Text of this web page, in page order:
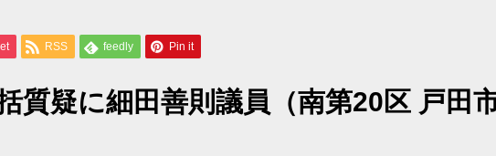
RSS feedly Pin it
疑に細田善則議員（南第20区 戸田